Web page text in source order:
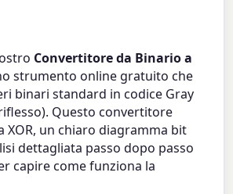
Convertitore da Binario a
strumento online gratuito che
binari standard in codice Gray
Questo convertitore
XOR, un chiaro diagramma bit
dettagliata passo dopo passo
capire come funziona la